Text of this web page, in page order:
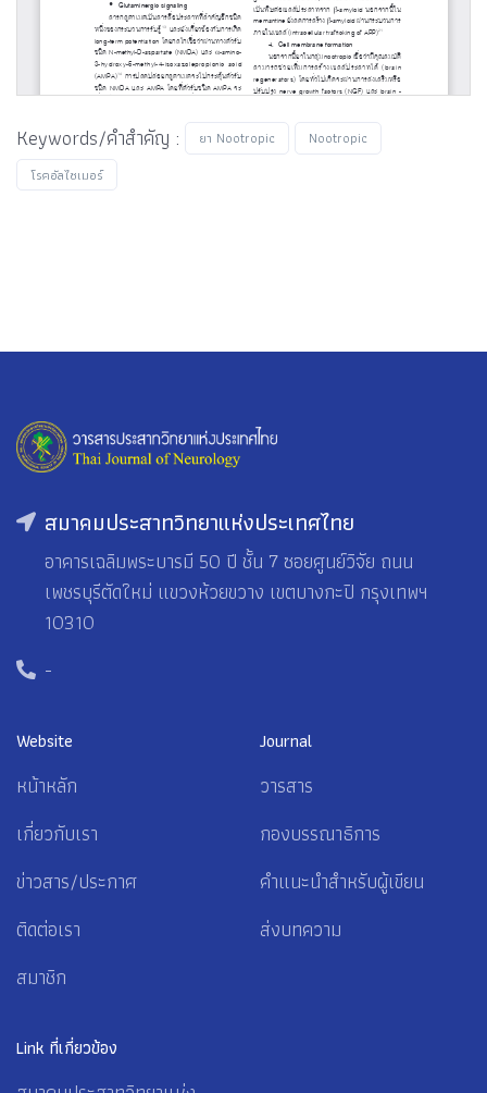
Keywords/คำสำคัญ : ยา Nootropic
Nootropic
โรคอัลไซเมอร์
สมาคมประสาทวิทยาแห่งประเทศไทย
อาคารเฉลิมพระบารมี 50 ปี ชั้น 7 ซอยศูนย์วิจัย ถนน
เพชรบุรีตัดใหม่ แขวงห้วยขวาง เขตบางกะปิ กรุงเทพฯ
10310
-
Website
หน้าหลัก
เกี่ยวกับเรา
ข่าวสาร/ประกาศ
ติดต่อเรา
สมาชิก
Journal
วารสาร
กองบรรณาธิการ
คำแนะนำสำหรับผู้เขียน
ส่งบทความ
Link ที่เกี่ยวข้อง